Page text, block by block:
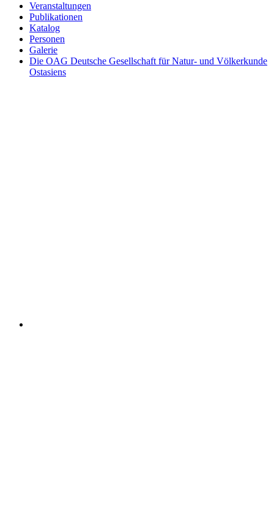
Veranstaltungen
Publikationen
Katalog
Personen
Galerie
Die OAG Deutsche Gesellschaft für Natur- und Völkerkunde
Ostasiens